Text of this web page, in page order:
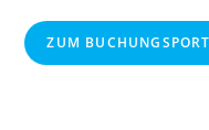
ZUM